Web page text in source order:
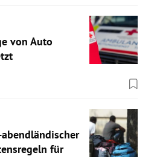
von Auto
für